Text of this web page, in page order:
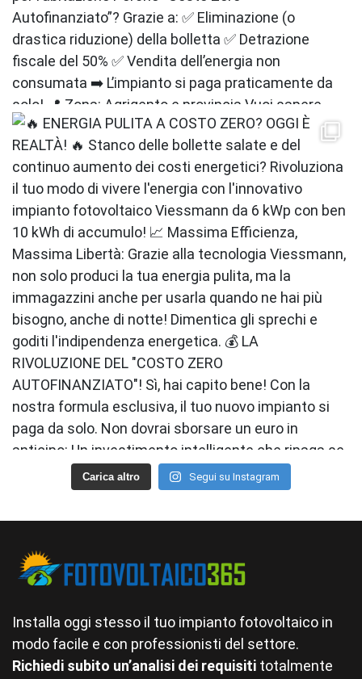
Carica altro Segui su Instagram
Installa oggi stesso il tuo impianto fotovoltaico in
modo facile e con professionisti del settore.
Richiedi subito un’analisi dei requisiti totalmente